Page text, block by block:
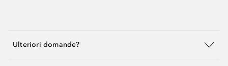
Ulteriori domande?